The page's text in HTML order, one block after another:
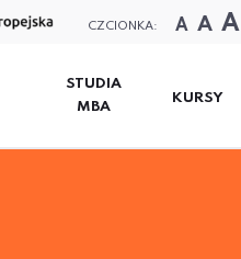
CZCIONKA: A A A
STUDIA
MBA
KURSY